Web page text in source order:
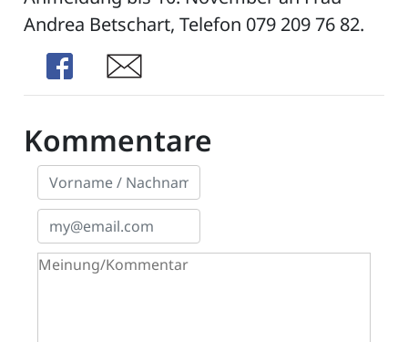
Andrea Betschart, Telefon 079 209 76 82.
Share
Share
Kommentare